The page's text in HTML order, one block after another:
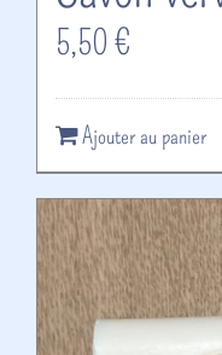
5,50 €
Ajouter au panier